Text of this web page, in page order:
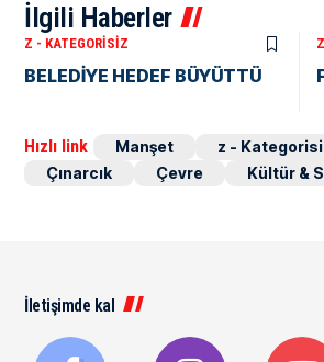
İlgili Haberler
Z - KATEGORISIZ
BELEDİYE HEDEF BÜYÜTTÜ
Hızlı link Manşet z -
Çınarcık
Çevre Kültür &
İletişimde kal